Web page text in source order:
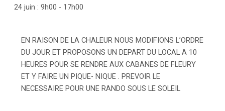
24 juin : 9h00 - 17h00
EN RAISON DE LA CHALEUR NOUS MODIFIONS L’ORDRE
DU JOUR ET PROPOSONS UN DEPART DU LOCAL A 10
HEURES POUR SE RENDRE AUX CABANES DE FLEURY
ET Y FAIRE UN PIQUE- NIQUE . PREVOIR LE
NECESSAIRE POUR UNE RANDO SOUS LE SOLEIL